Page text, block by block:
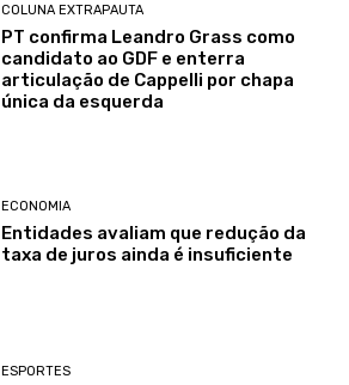
COLUNA EXTRAPAUTA
PT confirma Leandro Grass como
candidato ao GDF e enterra
articulação de Cappelli por chapa
única da esquerda
ECONOMIA
Entidades avaliam que redução da
taxa de juros ainda é insuficiente
ESPORTES